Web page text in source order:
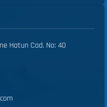
Hatun Cad. No: 40